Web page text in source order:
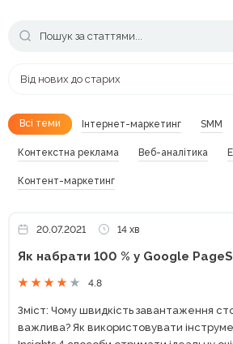
Від нових до старих
Всі теми Інтернет-маркетинг SMM
Контекстна реклама Веб-аналітика
Контент-маркетинг
20.07.2021 14 хв
Як набрати 100 % у Google
4.8
Зміст: Чому швидкість завантаження сторінок така
важлива? Як використовувати інструмент PageSpeed